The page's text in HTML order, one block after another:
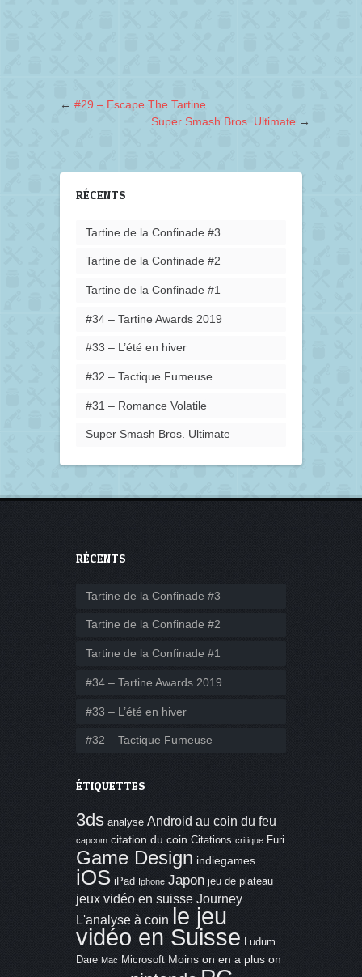
← #29 – Escape The Tartine
Super Smash Bros. Ultimate →
RÉCENTS
Tartine de la Confinade #3
Tartine de la Confinade #2
Tartine de la Confinade #1
#34 – Tartine Awards 2019
#33 – L’été en hiver
#32 – Tactique Fumeuse
#31 – Romance Volatile
Super Smash Bros. Ultimate
RÉCENTS
Tartine de la Confinade #3
Tartine de la Confinade #2
Tartine de la Confinade #1
#34 – Tartine Awards 2019
#33 – L’été en hiver
#32 – Tactique Fumeuse
ÉTIQUETTES
3ds analyse Android au coin du feu
capcom citation du coin Citations critique Furi
Game Design indiegames
iOS iPad Iphone Japon jeu de plateau
jeux vidéo en suisse Journey
L'analyse à coin
le jeu
vidéo en Suisse Ludum
Dare Mac Microsoft Moins on en a plus on